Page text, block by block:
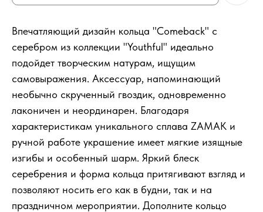
Впечатляющий дизайн кольца "Comeback" с
серебром из коллекции "Youthful" идеально
подойдет творческим натурам, ищущим
самовыражения. Аксессуар, напоминающий
необычно скрученный гвоздик, одновременно
лаконичен и неординарен. Благодаря
характеристикам уникального сплава ZAMAK и
ручной работе украшение имеет мягкие изящные
изгибы и особенный шарм. Яркий блеск
серебрения и форма кольца притягивают взгляд и
позволяют носить его как в будни, так и на
праздничном мероприятии. Дополните кольцо